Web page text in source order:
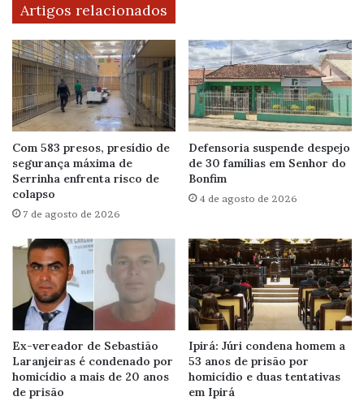
Artigos relacionados
Com 583 presos, presídio de
segurança máxima de
Serrinha enfrenta risco de
colapso
7 de agosto de 2026
Defensoria suspende despejo
de 30 famílias em Senhor do
Bonfim
4 de agosto de 2026
Ex-vereador de Sebastião
Laranjeiras é condenado por
homicídio a mais de 20 anos
de prisão
Ipirá: Júri condena homem a
53 anos de prisão por
homicídio e duas tentativas
em Ipirá